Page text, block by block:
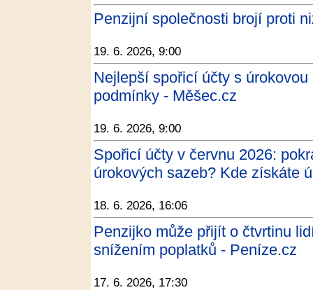
Penzijní společnosti brojí proti
19. 6. 2026, 9:00
Nejlepší spořicí účty s
podmínky - Měšec.cz
19. 6. 2026, 9:00
Spořicí účty v červnu 2026:
úrokových sazeb? Kde získáte
18. 6. 2026, 16:06
Penzijko může přijít o čtvrtinu
snížením poplatků - Peníze.cz
17. 6. 2026, 17:30